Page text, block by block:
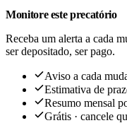
Monitore este precatório
Receba um alerta a cada
ser depositado, ser pago.
Aviso a cada
Estimativa de
Resumo mensal
Grátis · cancele